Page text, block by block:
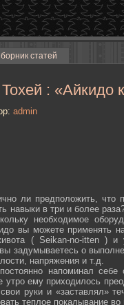
статей
: «Айкидо
admin
ли предположить, что
навыки в три и более
необходимое
вы можете применять
( Seikan-­no-­itten )
задумываетесь о
напряжения и т.д.
напоминал
ему приходилось
руки и «заставлял»
теплое покалывание